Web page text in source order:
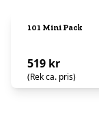
101 Mini Pack
519 kr
(Rek ca. pris)